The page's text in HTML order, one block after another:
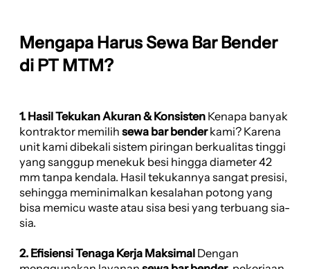
Mengapa Harus Sewa Bar Bender
di PT MTM?
1. Hasil Tekukan Akuran & Konsisten Kenapa banyak
kontraktor memilih sewa bar benderkami? Karena
unit kami dibekali sistem piringan berkualitas tinggi
yang sanggup menekuk besi hingga diameter 42
mm tanpa kendala. Hasil tekukannya sangat presisi,
sehingga meminimalkan kesalahan potong yang
bisa memicu waste atau sisa besi yang terbuang sia-
sia.
2. Efisiensi Tenaga Kerja Maksimal Dengan